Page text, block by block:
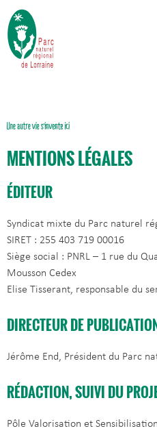
MENTIONS LÉGALES
ÉDITEUR
Syndicat mixte du Parc naturel
SIRET : 255 403 719 00016
Siège social : PNRL – 1 rue du
Mousson Cedex
Elise Tisserant, responsable du
DIRECTEUR DE
Jérôme End, Président du Parc
RÉDACTION, SUIVI DU
Pôle Valorisation et Sensibilisation